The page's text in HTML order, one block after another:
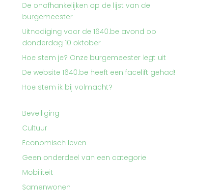
De onafhankelijken op de lijst van de
burgemeester
Uitnodiging voor de 1640.be avond op
donderdag 10 oktober
Hoe stem je? Onze burgemeester legt uit
De website 1640.be heeft een facelift gehad!
Hoe stem ik bij volmacht?
Beveiliging
Cultuur
Economisch leven
Geen onderdeel van een categorie
Mobiliteit
Samenwonen